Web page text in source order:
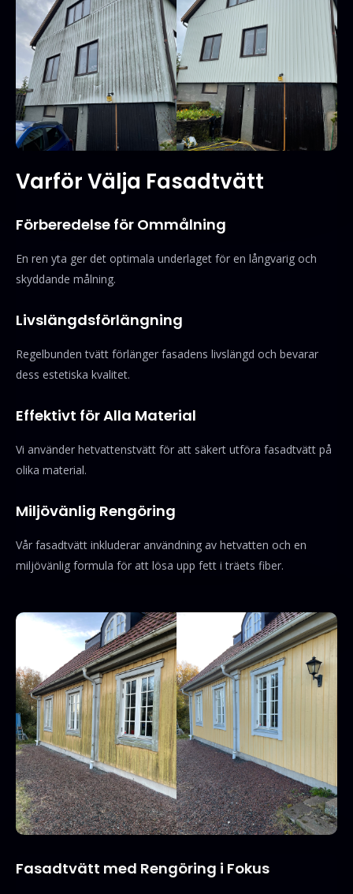
Varför Välja Fasadtvätt
Förberedelse för Ommålning
En ren yta ger det optimala underlaget för en långvarig och
skyddande målning.
Livslängdsförlängning
Regelbunden tvätt förlänger fasadens livslängd och bevarar
dess estetiska kvalitet.
Effektivt för Alla Material
Vi använder hetvattenstvätt för att säkert utföra fasadtvätt på
olika material.
Miljövänlig Rengöring
Vår fasadtvätt inkluderar användning av hetvatten och en
miljövänlig formula för att lösa upp fett i träets fiber.
Fasadtvätt med Rengöring i Fokus